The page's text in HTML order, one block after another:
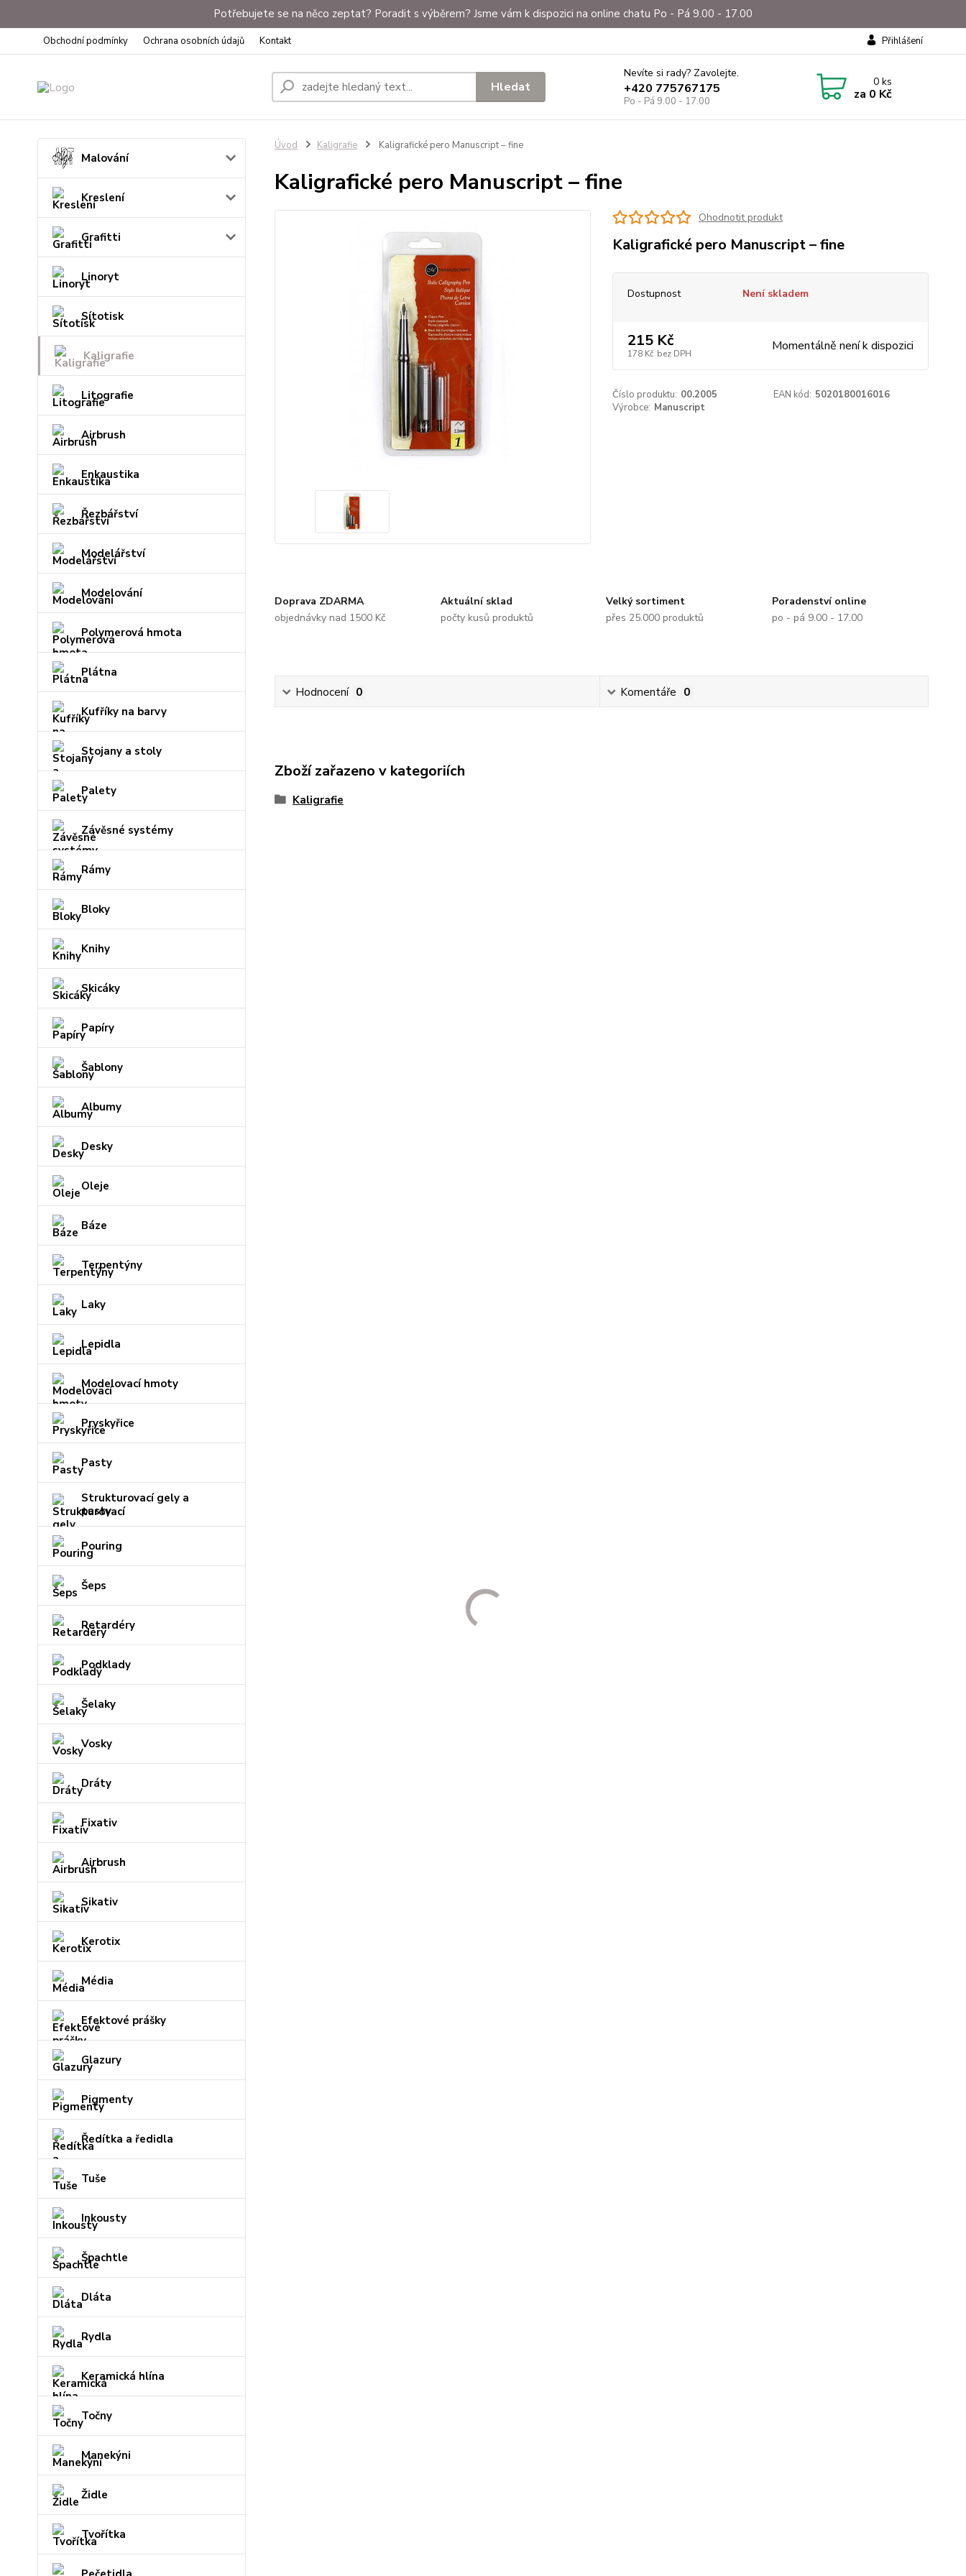
Potřebujete se na něco zeptat? Poradit s výběrem? Jsme vám k dispozici na online chatu Po - Pá 9.00 - 17.00
Obchodní podmínky Ochrana osobních údajů Kontakt Přihlášení
Hledat
Nevíte si rady? Zavolejte.
+420 775767175
Po - Pá 9.00 - 17.00
0ks
za 0 Kč
Malování
Kreslení
Grafitti
Linoryt
Sítotisk
Kaligrafie
Litografie
Airbrush
Enkaustika
Řezbářství
Modelářství
Modelování
Polymerová hmota
Plátna
Kufříky na barvy
Stojany a stoly
Palety
Závěsné systémy
Rámy
Bloky
Knihy
Skicáky
Papíry
Šablony
Albumy
Desky
Oleje
Báze
Terpentýny
Laky
Lepidla
Modelovací hmoty
Pryskyřice
Pasty
Strukturovací gely a
pasty
Pouring
Šeps
Retardéry
Podklady
Šelaky
Vosky
Dráty
Fixativ
Airbrush
Sikativ
Kerotix
Média
Efektové prášky
Glazury
Pigmenty
Ředítka a ředidla
Tuše
Inkousty
Špachtle
Dláta
Rydla
Keramická hlína
Točny
Manekýni
Židle
Tvořítka
Úvod Kaligrafie Kaligrafické pero Manuscript – fine
Kaligrafické pero Manuscript – fine
Ohodnotit produkt
Kaligrafické pero Manuscript – fine
Dostupnost Není skladem
215 Kč
178 Kč bez DPH Momentálně není k dispozici
Číslo produktu: 00.2005 EAN kód: 5020180016016
Výrobce: Manuscript
Doprava ZDARMA
objednávky nad 1500 Kč
Aktuální sklad
počty kusů produktů
Velký sortiment
přes 25.000 produktů
Poradenství online
po - pá 9.00 - 17.00
Hodnocení 0 Komentáře 0
Zboží zařazeno v kategoriích
Kaligrafie